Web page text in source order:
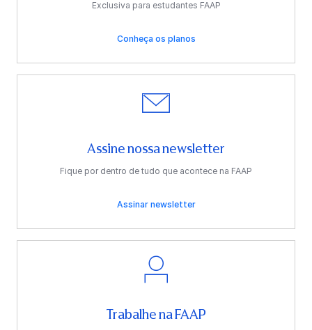
Exclusiva para estudantes FAAP
Conheça os planos
Assine nossa newsletter
Fique por dentro de tudo que acontece na FAAP
Assinar newsletter
Trabalhe na FAAP